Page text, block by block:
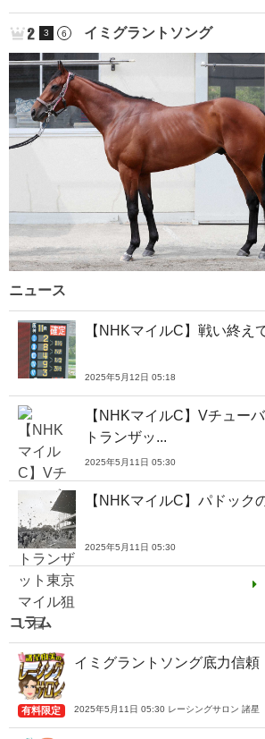
3 6 イミグラントソング
ニュース
【NHKマイルC】戦い終え
2025年5月12日 05:18
【NHKマイルC】Vチュー
トランザッ...
2025年5月11日 05:30
【NHKマイルC】パドック
2025年5月11日 05:30
コラム
有料限定
イミグラントソング底力信頼
2025年5月11日 05:30 レーシングサロン 諸星